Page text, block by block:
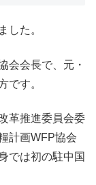
した。
会会長で、元・
です。
革推進委員会委
計画WFP協会
では初の駐中国